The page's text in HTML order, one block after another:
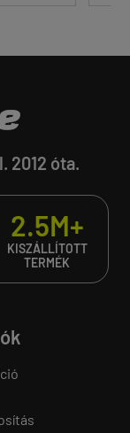
2012 óta.
2.5M+
KISZÁLLÍTOTT
TERMÉK